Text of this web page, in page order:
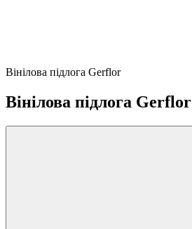
Вінілова підлога Gerflor
Вінілова підлога Gerflor